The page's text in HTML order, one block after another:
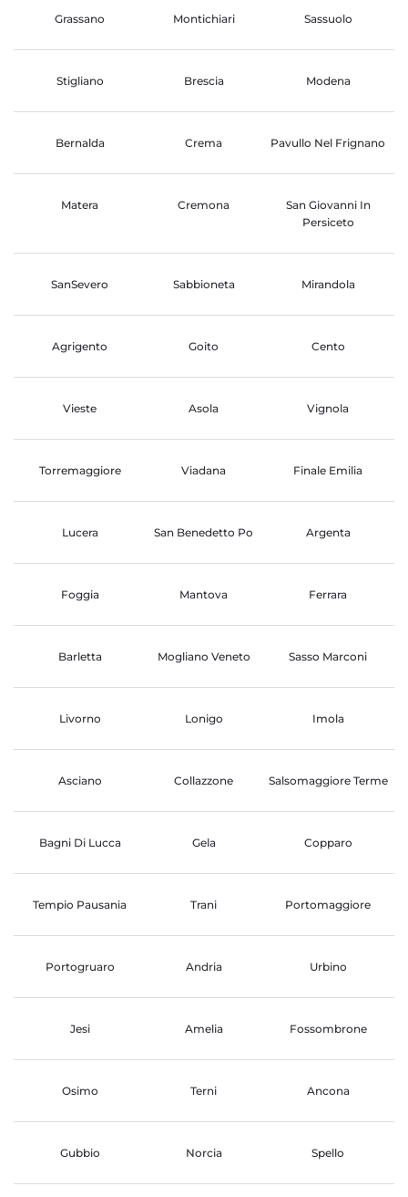
Grassano Montichiari Sassuolo
Stigliano Brescia Modena
Bernalda Crema Pavullo Nel Frignano
Matera Cremona
San Giovanni In
Persiceto
SanSevero Sabbioneta Mirandola
Agrigento Goito Cento
Vieste Asola Vignola
Torremaggiore Viadana Finale Emilia
Lucera San Benedetto Po Argenta
Foggia Mantova Ferrara
Barletta Mogliano Veneto Sasso Marconi
Livorno Lonigo Imola
Asciano Collazzone Salsomaggiore Terme
Bagni Di Lucca Gela Copparo
Tempio Pausania Trani Portomaggiore
Portogruaro Andria Urbino
Jesi Amelia Fossombrone
Osimo Terni Ancona
Gubbio Norcia Spello